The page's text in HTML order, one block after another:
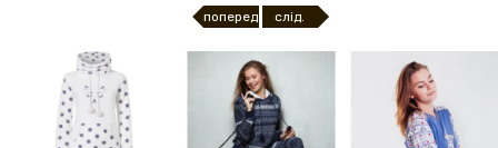
поперед. слід.